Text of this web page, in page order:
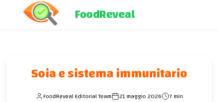
FoodReveal
Soia e sistema immunitario
FoodReveal Editorial Team 21 maggio 2026 7 min